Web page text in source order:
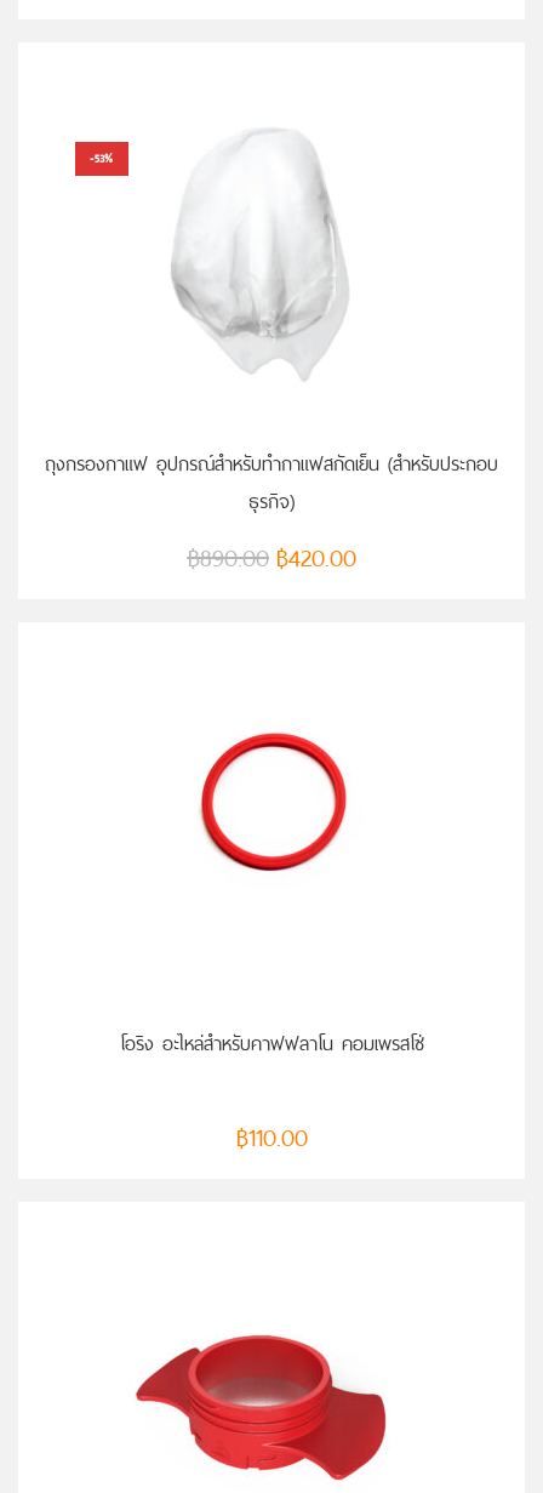
-53%
ถุงกรองกาแฟ อุปกรณ์สำหรับทำกาแฟสกัดเย็น (สำหรับประกอบ
ธุรกิจ)
฿890.00 ฿420.00
โอริง อะไหล่สำหรับคาฟฟลาโน คอมเพรสโซ่
฿110.00